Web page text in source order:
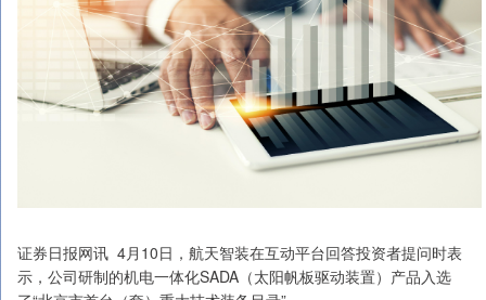
证券日报网讯 4月10日，航天智装在互动平台回答投资者提问时表
示，公司研制的机电一体化SADA（太阳帆板驱动装置）产品入选